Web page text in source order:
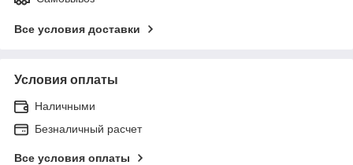
Все условия доставки
Условия оплаты
Наличными
Безналичный расчет
Все условия оплаты